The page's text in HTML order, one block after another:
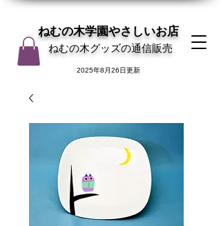
ねむの木学園やさしいお店
ねむの木グッズの通信販売
2025年8月26日更新